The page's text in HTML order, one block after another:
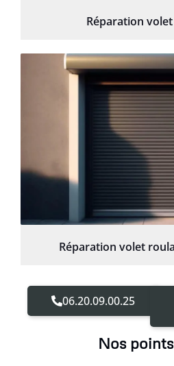
Réparation
Réparation volet
06.20.09.00.25
Nos